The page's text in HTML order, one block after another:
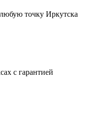
любую точку Иркутска
с гарантией